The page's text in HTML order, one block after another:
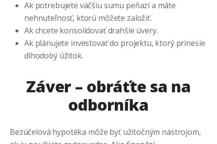
Ak potrebujete väčšiu sumu peňazí a máte
nehnuteľnosť, ktorú môžete založiť.
Ak chcete konsolidovať drahšie úvery.
Ak plánujete investovať do projektu, ktorý prinesie
dlhodobý úžitok.
Záver – obráťte sa na
odborníka
Bezúčelová hypotéka môže byť užitočným nástrojom,